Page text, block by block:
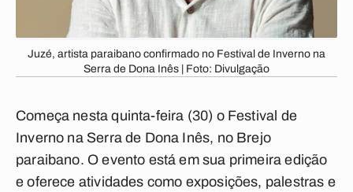
Juzé, artista paraibano confirmado no Festival de Inverno na
Serra de Dona Inês | Foto: Divulgação
Começa nesta quinta-feira (30) o Festival de
Inverno na Serra de Dona Inês, no Brejo
paraibano. O evento está em sua primeira edição
e oferece atividades como exposições, palestras e